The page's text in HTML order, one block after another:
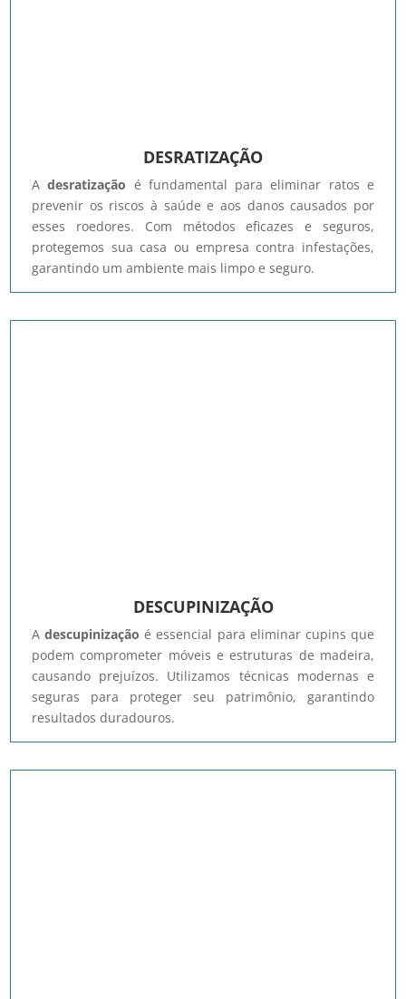
DESRATIZAÇÃO
Adesratização é fundamental para eliminar ratos e
prevenir os riscos à saúde e aos danos causados por
esses roedores. Com métodos eficazes e seguros,
protegemos sua casa ou empresa contra infestações,
garantindo um ambiente mais limpo e seguro.
DESCUPINIZAÇÃO
Adescupinização é essencial para eliminar cupins que
podem comprometer móveis e estruturas de madeira,
causando prejuízos. Utilizamos técnicas modernas e
seguras para proteger seu patrimônio, garantindo
resultados duradouros.